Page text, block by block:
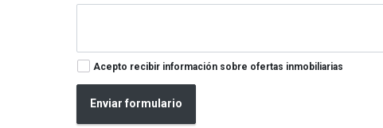
Acepto recibir información sobre ofertas inmobiliarias
Enviar formulario